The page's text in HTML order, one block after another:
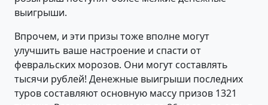
выигрыши.
Впрочем, и эти призы тоже вполне могут
улучшить ваше настроение и спасти от
февральских морозов. Они могут составлять
тысячи рублей! Денежные выигрыши последних
туров составляют основную массу призов 1321